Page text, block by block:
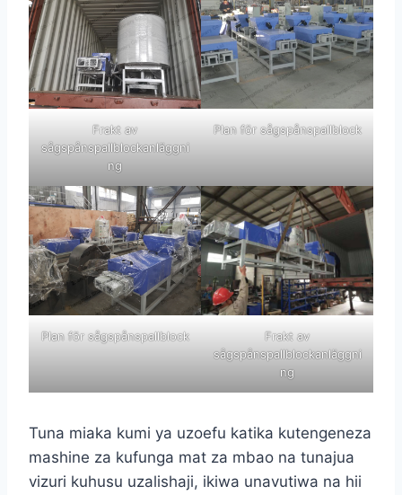
Frakt av
sågspånspallblockanläggni
ng
Plan för sågspånspallblock
Plan för sågspånspallblock
Frakt av
sågspånspallblockanläggni
ng
Tuna miaka kumi ya uzoefu katika kutengeneza
mashine za kufunga mat za mbao na tunajua
vizuri kuhusu uzalishaji, ikiwa unavutiwa na hii